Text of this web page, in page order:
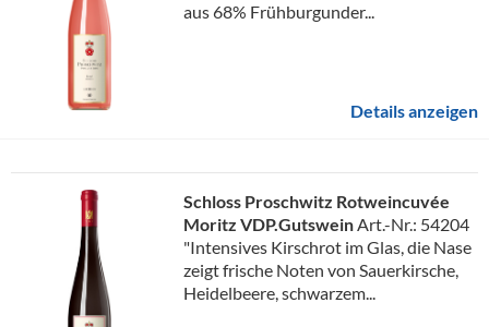
aus 68% Frühburgunder...
Details anzeigen
Schloss Proschwitz Rotweincuvée
Moritz VDP.GutsweinArt.-Nr.: 54204
"Intensives Kirschrot im Glas, die Nase
zeigt frische Noten von Sauerkirsche,
Heidelbeere, schwarzem...